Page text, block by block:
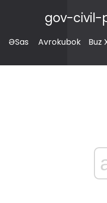
gov-civil-
ƏSas Avrokubok Buz